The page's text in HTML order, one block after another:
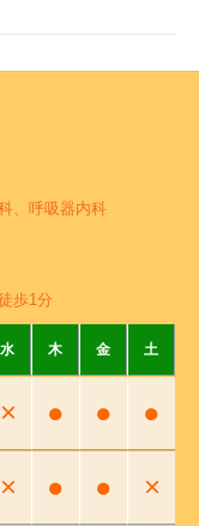
、呼吸器内科
歩1分
水 木 金 土
× ● ● ●
× ● ● ×